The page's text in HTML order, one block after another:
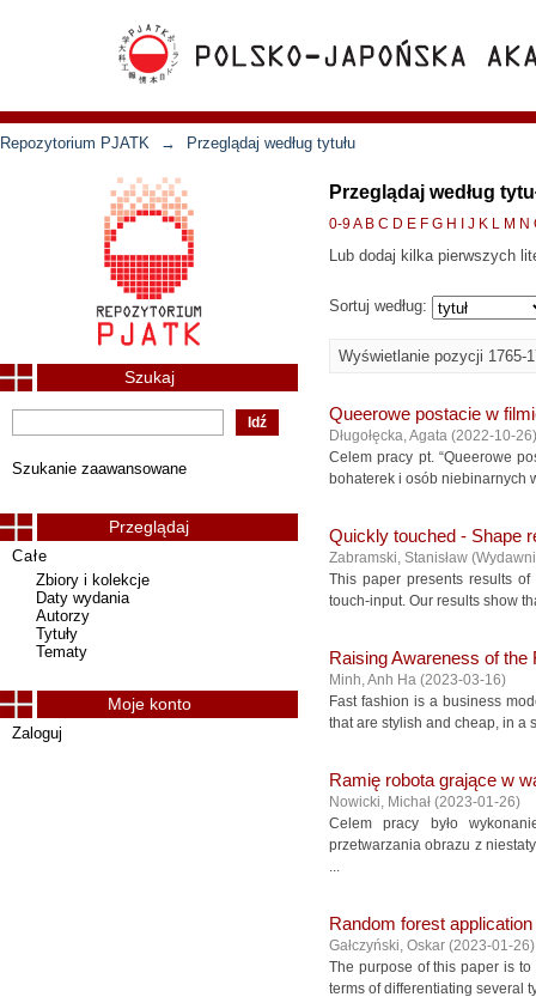
Repozytorium PJATK → Przeglądaj według tytułu
Przeglądaj według
0-9A B C D E F G H J K L M N
Lub dodaj kilka pierwszych
Sortuj według:
Wyświetlanie pozycji 1765-
Queerowe postacie w
Długołęcka, Agata (2022-10-26)
Celem pracy pt. “Queerowe
bohaterek i osób niebinarnych
Quickly touched - Shape
Zabramski, Stanisław (
This paper presents results
touch-input. Our results show
Raising Awareness of
Minh, Anh Ha (2023-03-16)
Fast fashion is a business
that are stylish and cheap, in a
Ramię robota grające w
Nowicki, Michał (2023-01-26)
Celem pracy było
przetwarzania obrazu z
...
Random forest
Gałczyński, Oskar (2023-01-26)
The purpose of this paper is
terms of differentiating several
Szukaj
Szukanie zaawansowane
Przeglądaj
Całe
Zbiory i kolekcje
Daty wydania
Autorzy
Tytuły
Tematy
Moje konto
Zaloguj